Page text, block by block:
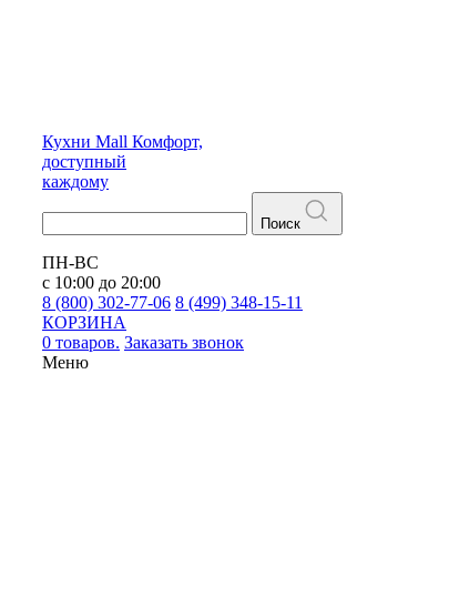
Кухни Mall Комфорт,
доступный
каждому
Поиск
ПН-ВС
с 10:00 до 20:00
8 (800) 302-77-06 8 (499) 348-15-11
КОРЗИНА
0 товаров. Заказать звонок
Меню